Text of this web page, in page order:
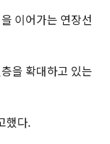
이어가는 연장선
을 확대하고 있는
했다.